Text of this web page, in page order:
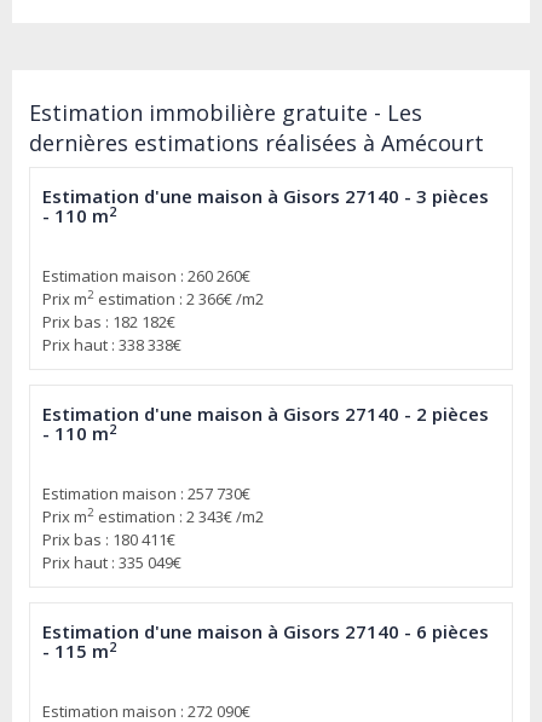
Estimation immobilière gratuite - Les
dernières estimations réalisées à Amécourt
Estimation d'une maison à Gisors 27140 - 3 pièces
- 110 m2
Estimation maison : 260 260€
Prix m2 estimation : 2 366€ /m2
Prix bas : 182 182€
Prix haut : 338 338€
Estimation d'une maison à Gisors 27140 - 2 pièces
- 110 m2
Estimation maison : 257 730€
Prix m2 estimation : 2 343€ /m2
Prix bas : 180 411€
Prix haut : 335 049€
Estimation d'une maison à Gisors 27140 - 6 pièces
- 115 m2
Estimation maison : 272 090€